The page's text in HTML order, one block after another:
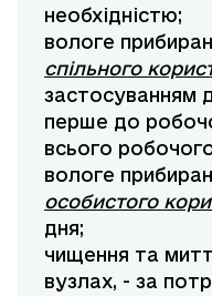
необхідністю;
вологе
спільного
застосуванням
перше до
всього
вологе
особистого
дня;
чищення та
вузлах, - за